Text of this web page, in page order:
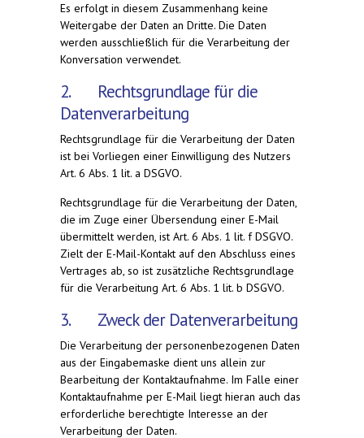
Es erfolgt in diesem Zusammenhang keine
Weitergabe der Daten an Dritte. Die Daten
werden ausschließlich für die Verarbeitung der
Konversation verwendet.
2. Rechtsgrundlage für die
Datenverarbeitung
Rechtsgrundlage für die Verarbeitung der Daten
ist bei Vorliegen einer Einwilligung des Nutzers
Art. 6 Abs. 1 lit. a DSGVO.
Rechtsgrundlage für die Verarbeitung der Daten,
die im Zuge einer Übersendung einer E-Mail
übermittelt werden, ist Art. 6 Abs. 1 lit. f DSGVO.
Zielt der E-Mail-Kontakt auf den Abschluss eines
Vertrages ab, so ist zusätzliche Rechtsgrundlage
für die Verarbeitung Art. 6 Abs. 1 lit. b DSGVO.
3. Zweck der Datenverarbeitung
Die Verarbeitung der personenbezogenen Daten
aus der Eingabemaske dient uns allein zur
Bearbeitung der Kontaktaufnahme. Im Falle einer
Kontaktaufnahme per E-Mail liegt hieran auch das
erforderliche berechtigte Interesse an der
Verarbeitung der Daten.